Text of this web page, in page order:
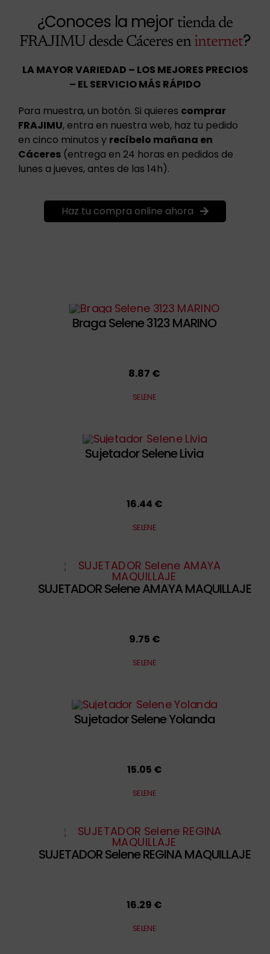
¿Conoces la mejor tienda de
FRAJIMU desde Cáceres eninternet?
LA MAYOR VARIEDAD – LOS MEJORES PRECIOS
– EL SERVICIO MÁS RÁPIDO
Para muestra, un botón. Si quieres comprar
FRAJIMU, entra en nuestra web, haz tu pedido
en cinco minutos y recíbelo mañana en
Cáceres(entrega en 24 horas en pedidos de
lunes a jueves, antes de las 14h).
Haz tu compra online ahora
Braga Selene 3123 MARINO
8.87 €
SELENE
Sujetador Selene Livia
16.44 €
SELENE
SUJETADOR Selene AMAYA MAQUILLAJE
9.75 €
SELENE
Sujetador Selene Yolanda
15.05 €
SELENE
SUJETADOR Selene REGINA MAQUILLAJE
16.29 €
SELENE